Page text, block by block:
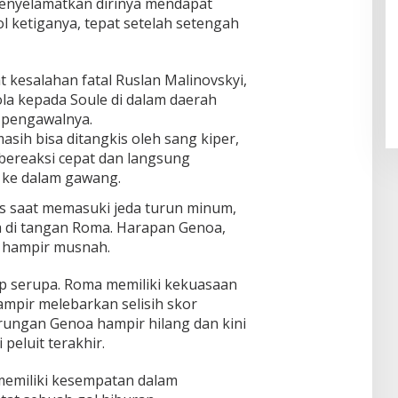
ketiganya, tepat setelah setengah
kesalahan fatal Ruslan Malinovskyi,
kepada Soule di dalam daerah
bisa ditangkis oleh sang kiper,
cepat dan langsung
dalam gawang.
memasuki jeda turun minum,
tangan Roma. Harapan Genoa,
musnah.
Roma memiliki kekuasaan
melebarkan selisih skor
Genoa hampir hilang dan kini
peluit terakhir.
kesempatan dalam
Di Daerah, Nasional
09:13 WIB